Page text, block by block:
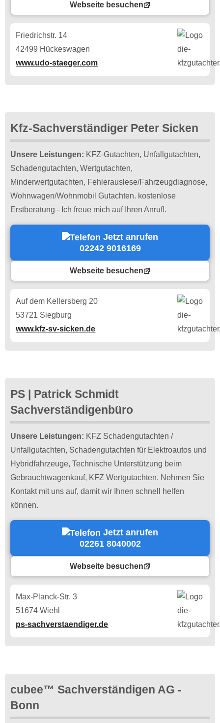
Webseite besuchen
Friedrichstr. 14
42499 Hückeswagen
www.udo-staeger.com
Kfz-Sachverständiger Peter Sicken
Unsere Leistungen: KFZ-Gutachten, Unfallgutachten,
Schadengutachten, Wertgutachten,
Minderwertgutachten, Fehlerauslese/Fahrzeugdiagnose,
Wohnwagen/Wohnmobil Gutachten. kostenlose
Erstberatung - Ich freue mich auf Ihren Anruf!.
Jetzt anrufen
02242 9016169
Webseite besuchen
Auf dem Kellersberg 20
53721 Siegburg
www.kfz-sv-sicken.de
PS | Patrick Schmidt
Sachverständigenbüro
Unsere Leistungen: KFZ Schadengutachten /
Unfallgutachten, Schadengutachten für Elektroautos und
Hybridfahrzeuge, Technische Unterstützung beim
Gebrauchtwagenkauf, KFZ Wertgutachten. Nehmen Sie
Kontakt mit uns auf, damit wir Ihnen schnell helfen
können.
Jetzt anrufen
02261 8040002
Webseite besuchen
Max-Planck-Str. 3
51674 Wiehl
ps-sachverstaendiger.de
cubee™ Sachverständigen AG -
Bonn